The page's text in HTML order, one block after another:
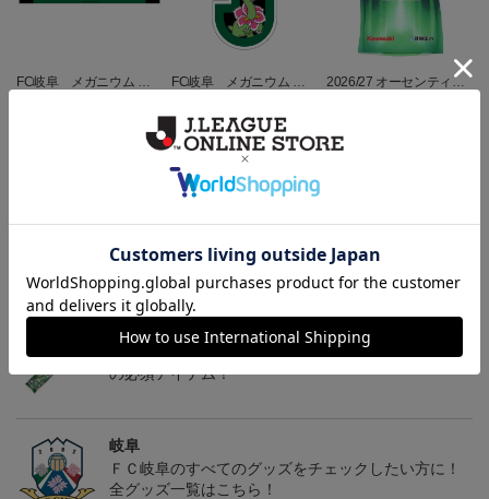
FC岐阜 メガニウム タ
FC岐阜 メガニウム キ
2026/27 オーセンティッ
見！今すぐチェックしてみてください！
岐阜
こだわりのデザインに注目！タオルマフラーは応援
の必須アイテム！
岐阜
ＦＣ岐阜のすべてのグッズをチェックしたい方に！
全グッズ一覧はこちら！